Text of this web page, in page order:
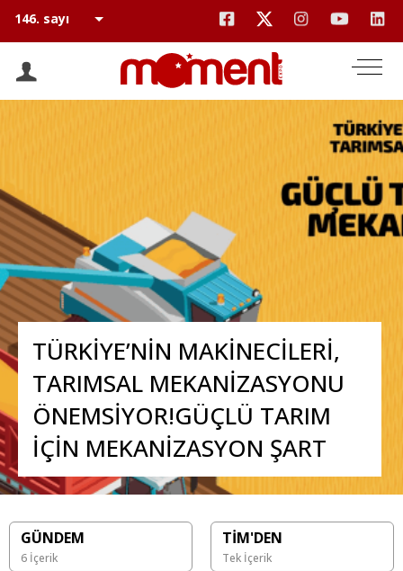
TÜRKİYE’NİN MAKİNECİLERİ,
TARIMSAL MEKANİZASYONU
ÖNEMSİYOR!GÜÇLÜ TARIM
İÇİN MEKANİZASYON ŞART
GÜNDEM
6 İçerik
TİM'DEN
Tek İçerik